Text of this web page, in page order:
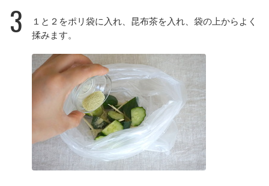
3
１と２をポリ袋に入れ、昆布茶を入れ、袋の上からよく
揉みます。